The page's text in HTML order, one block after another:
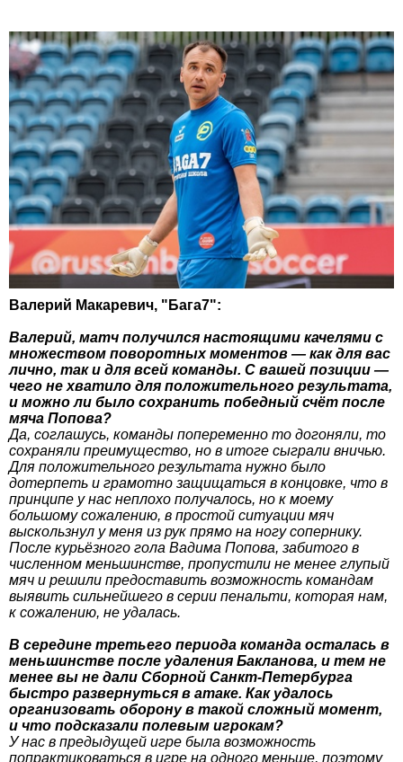
Валерий Макаревич, "Бага7":
Валерий, матч получился настоящими качелями с
множеством поворотных моментов — как для вас
лично, так и для всей команды. С вашей позиции —
чего не хватило для положительного результата,
и можно ли было сохранить победный счёт после
мяча Попова?
Да, соглашусь, команды попеременно то догоняли, то
сохраняли преимущество, но в итоге сыграли вничью.
Для положительного результата нужно было
дотерпеть и грамотно защищаться в концовке, что в
принципе у нас неплохо получалось, но к моему
большому сожалению, в простой ситуации мяч
выскользнул у меня из рук прямо на ногу сопернику.
После курьёзного гола Вадима Попова, забитого в
численном меньшинстве, пропустили не менее глупый
мяч и решили предоставить возможность командам
выявить сильнейшего в серии пенальти, которая нам,
к сожалению, не удалась.
В середине третьего периода команда осталась в
меньшинстве после удаления Бакланова, и тем не
менее вы не дали Сборной Санкт-Петербурга
быстро развернуться в атаке. Как удалось
организовать оборону в такой сложный момент,
и что подсказали полевым игрокам?
У нас в предыдущей игре была возможность
попрактиковаться в игре на одного меньше, поэтому